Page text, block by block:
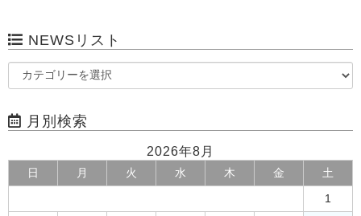
NEWSリスト
月別検索
2026年8月
日 月 火 水 木 金 土
1